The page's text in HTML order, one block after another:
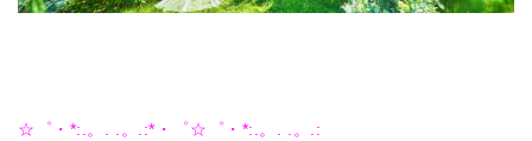
☆゜・*:.。. .。.:*・゜☆゜・*:.。. .。.: